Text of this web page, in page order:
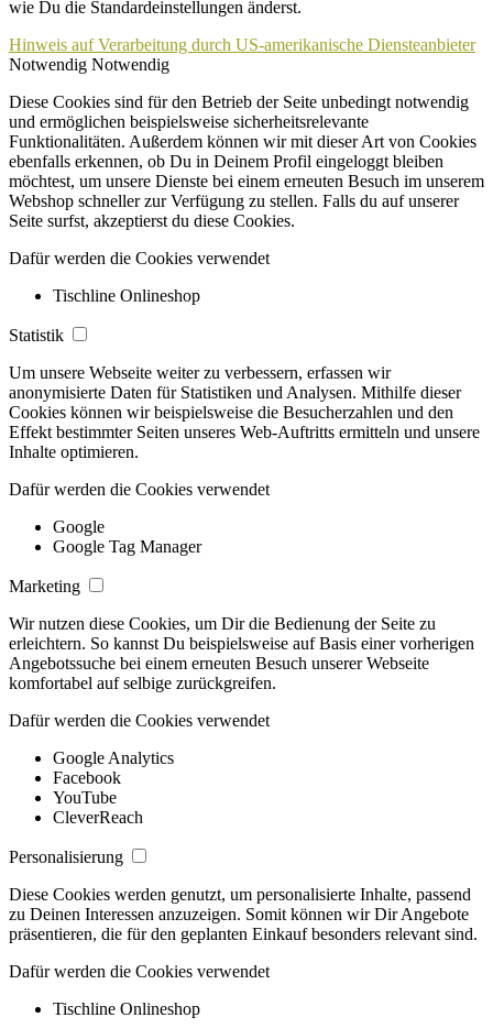
wie Du die Standardeinstellungen änderst.
Hinweis auf Verarbeitung durch US-amerikanische Diensteanbieter
Notwendig Notwendig
Diese Cookies sind für den Betrieb der Seite unbedingt notwendig
und ermöglichen beispielsweise sicherheitsrelevante
Funktionalitäten. Außerdem können wir mit dieser Art von Cookies
ebenfalls erkennen, ob Du in Deinem Profil eingeloggt bleiben
möchtest, um unsere Dienste bei einem erneuten Besuch im unserem
Webshop schneller zur Verfügung zu stellen. Falls du auf unserer
Seite surfst, akzeptierst du diese Cookies.
Dafür werden die Cookies verwendet
Tischline Onlineshop
Statistik
Um unsere Webseite weiter zu verbessern, erfassen wir
anonymisierte Daten für Statistiken und Analysen. Mithilfe dieser
Cookies können wir beispielsweise die Besucherzahlen und den
Effekt bestimmter Seiten unseres Web-Auftritts ermitteln und unsere
Inhalte optimieren.
Dafür werden die Cookies verwendet
Google
Google Tag Manager
Marketing
Wir nutzen diese Cookies, um Dir die Bedienung der Seite zu
erleichtern. So kannst Du beispielsweise auf Basis einer vorherigen
Angebotssuche bei einem erneuten Besuch unserer Webseite
komfortabel auf selbige zurückgreifen.
Dafür werden die Cookies verwendet
Google Analytics
Facebook
YouTube
CleverReach
Personalisierung
Diese Cookies werden genutzt, um personalisierte Inhalte, passend
zu Deinen Interessen anzuzeigen. Somit können wir Dir Angebote
präsentieren, die für den geplanten Einkauf besonders relevant sind.
Dafür werden die Cookies verwendet
Tischline Onlineshop